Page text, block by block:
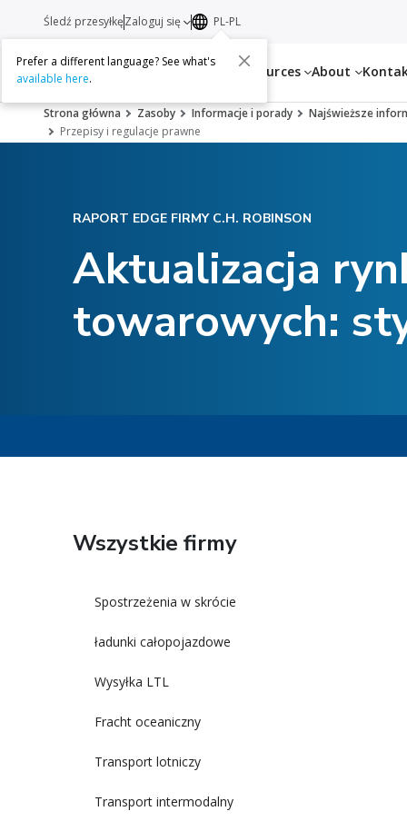
Services Resources About
Śledź przesyłkęZaloguj się PL-PL
Prefer a different language? See what's
available here.
Strona główna Zasoby Informacje i porady Najświeższe
Przepisy i regulacje prawne
RAPORT EDGE FIRMY C.H. ROBINSON
Aktualizacja
towarowych:
Wszystkie firmy
Spostrzeżenia w skrócie
ładunki całopojazdowe
Wysyłka LTL
Fracht oceaniczny
Transport lotniczy
Transport intermodalny